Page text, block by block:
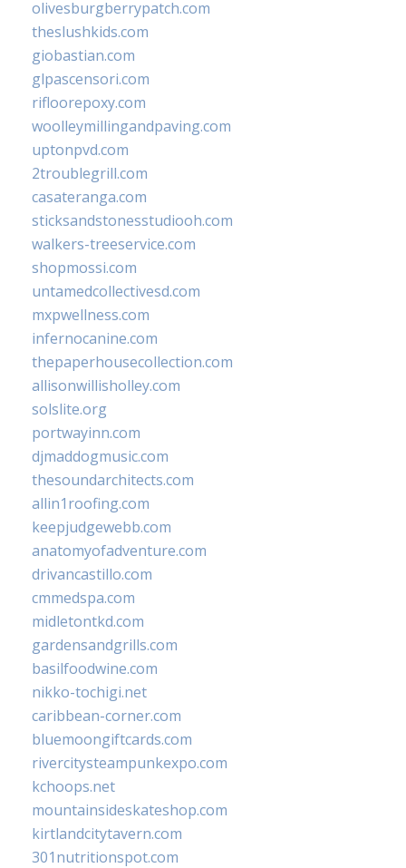
olivesburgberrypatch.com
theslushkids.com
giobastian.com
glpascensori.com
rifloorepoxy.com
woolleymillingandpaving.com
uptonpvd.com
2troublegrill.com
casateranga.com
sticksandstonesstudiooh.com
walkers-treeservice.com
shopmossi.com
untamedcollectivesd.com
mxpwellness.com
infernocanine.com
thepaperhousecollection.com
allisonwillisholley.com
solslite.org
portwayinn.com
djmaddogmusic.com
thesoundarchitects.com
allin1roofing.com
keepjudgewebb.com
anatomyofadventure.com
drivancastillo.com
cmmedspa.com
midletontkd.com
gardensandgrills.com
basilfoodwine.com
nikko-tochigi.net
caribbean-corner.com
bluemoongiftcards.com
rivercitysteampunkexpo.com
kchoops.net
mountainsideskateshop.com
kirtlandcitytavern.com
301nutritionspot.com